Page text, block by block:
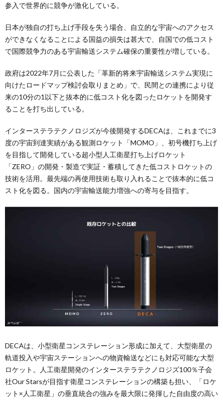
参入で世界的に競争が激化している。
日本が独自の打ち上げ手段を失う場合、自立的な宇宙へのアクセス
ができなくなることによる国益の損失は甚大で、自国での低コスト
で国際競争力のある宇宙輸送システム確保の重要性が増している。
政府は2022年7月に公表した「革新的将来宇宙輸送システム実現に
向けたロードマップ検討会取りまとめ」で、民間との連携により従
来の10分の1以下と抜本的に低コスト化を図ったロケットを開発す
ることを打ち出している。
インターステラテクノロジズが今後開発するDECAは、これまでに3
度の宇宙到達実績がある観測ロケット「MOMO」、初号機打ち上げ
を目指して開発している超小型人工衛星打ち上げロケット
「ZERO」の開発・製造で実証・蓄積してきた低コストロケットの
技術を活用。最先端の再使用技術も取り入れることで抜本的に低コ
スト化を図る。国内の宇宙輸送能力増強への寄与を目指す。
DECAは、小型衛星コンステレーション形成に加えて、大型衛星の
軌道投入や宇宙ステーションへの物資輸送などにも対応可能な大型
ロケット。人工衛星開発のインターステラテクノロジズ100％子会
社Our Starsが目指す衛星コンステレーションの構築も担い、「ロケ
ット×人工衛星」の垂直統合の強みを最大限に発揮した自由度の高い